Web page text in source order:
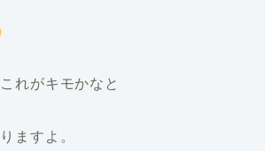
れがキモかなと
ますよ。